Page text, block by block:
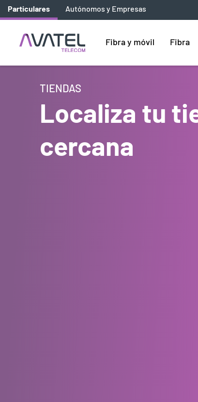
Particulares Autónomos y Empresas
Fibra y móvil Fibra
TIENDAS
Localiza tu
cercana